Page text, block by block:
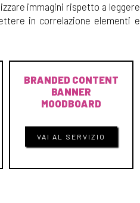
immagini rispetto a leggere
in correlazione elementi e
BRANDED CONTENT
BANNER
MOODBOARD
VAI AL SERVIZIO